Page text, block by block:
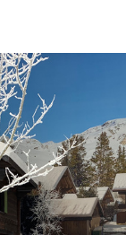
Hiver 2019-2020
2019